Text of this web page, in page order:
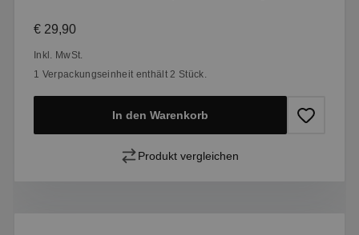
Regulärer Preis:
€ 29,90
Inkl. MwSt.
1 Verpackungseinheit enthält 2 Stück.
In den Warenkorb
Produkt vergleichen